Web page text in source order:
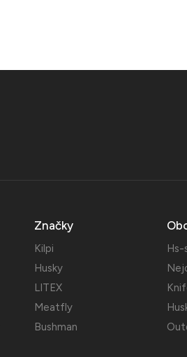
Značky
Kilpi
Husky
LITEX
Meatfly
Bushman